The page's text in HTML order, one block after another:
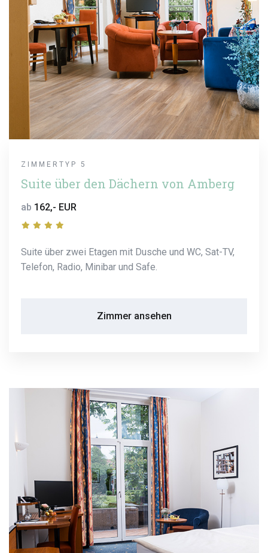
ZIMMERTYP 5
Suite über den Dächern von Amberg
ab 162,- EUR
Suite über zwei Etagen mit Dusche und WC, Sat-TV,
Telefon, Radio, Minibar und Safe.
Zimmer ansehen